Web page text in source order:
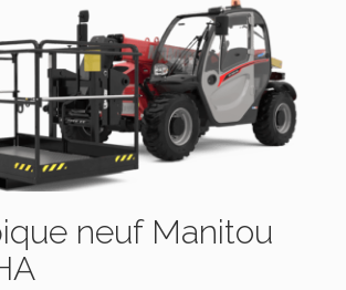
neuf Manitou